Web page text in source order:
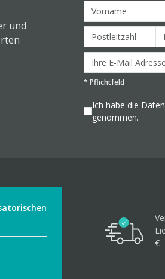
und
* Pflichtfeld
Ich habe die
genommen.
€